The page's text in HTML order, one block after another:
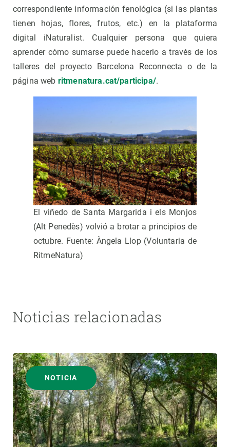
correspondiente información fenológica (si las plantas
tienen hojas, flores, frutos, etc.) en la plataforma
digital iNaturalist. Cualquier persona que quiera
aprender cómo sumarse puede hacerlo a través de los
talleres del proyecto Barcelona Reconnecta o de la
página web ritmenatura.cat/participa/.
El viñedo de Santa Margarida i els Monjos
(Alt Penedès) volvió a brotar a principios de
octubre. Fuente: Àngela Llop (Voluntaria de
RitmeNatura)
Noticias relacionadas
NOTICIA